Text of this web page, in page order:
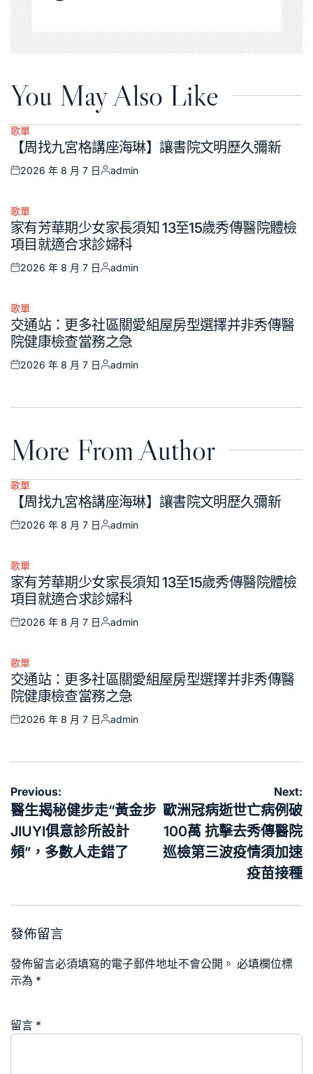
You May Also Like
Posted
歌單
【周找九宮格講座海琳】讓書院文明歷久彌新
Posted
2026 年 8 月 7 日
Posted
admin
Posted
in
歌單
家有芳華期少女家長須知 13至15歲秀傳醫院體檢
項目就適合求診婦科
Posted
2026 年 8 月 7 日
Posted
admin
Posted
in
歌單
交通站：更多社區關愛組屋房型選擇并非秀傳醫
院健康檢查當務之急
Posted
2026 年 8 月 7 日
Posted
admin
More From Author
Posted
歌單
【周找九宮格講座海琳】讓書院文明歷久彌新
Posted
2026 年 8 月 7 日
Posted
admin
Posted
in
歌單
家有芳華期少女家長須知 13至15歲秀傳醫院體檢
項目就適合求診婦科
Posted
2026 年 8 月 7 日
Posted
admin
Posted
in
歌單
交通站：更多社區關愛組屋房型選擇并非秀傳醫
院健康檢查當務之急
Posted
2026 年 8 月 7 日
Posted
admin
文
章
導
覽
Previous:
醫生揭秘健步走“黃金步
JIUYI俱意診所設計
頻”，多數人走錯了
Next:
歐洲冠病逝世亡病例破
100萬 抗擊去秀傳醫院
巡檢第三波疫情須加速
疫苗接種
發佈留言
發佈留言必須填寫的電子郵件地址不會公開。 必填欄位標
示為 *
留言 *